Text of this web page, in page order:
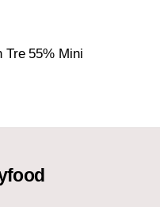
Tre 55% Mini